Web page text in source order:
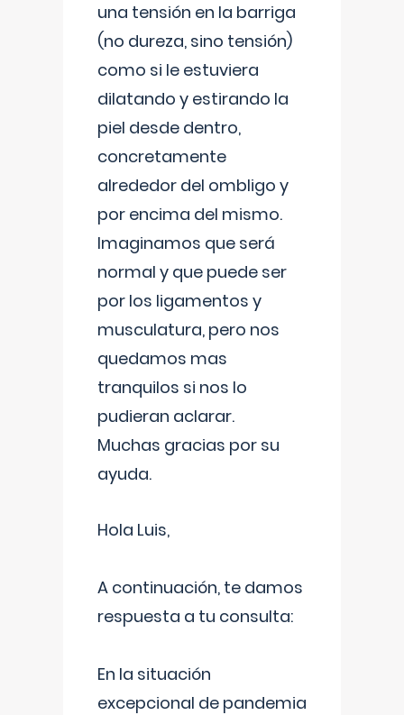
una tensión en la barriga
(no dureza, sino tensión)
como si le estuviera
dilatando y estirando la
piel desde dentro,
concretamente
alrededor del ombligo y
por encima del mismo.
Imaginamos que será
normal y que puede ser
por los ligamentos y
musculatura, pero nos
quedamos mas
tranquilos si nos lo
pudieran aclarar.
Muchas gracias por su
ayuda.
Hola Luis,
A continuación, te damos
respuesta a tu consulta:
En la situación
excepcional de pandemia